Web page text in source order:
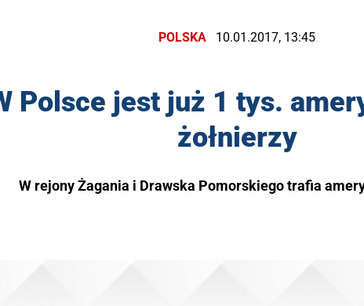
POLSKA 10.01.2017, 13:45
Polsce jest już 1 tys.
żołnierzy
W rejony Żagania i Drawska Pomorskiego trafia